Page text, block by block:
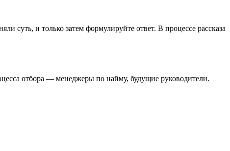
суть, и только затем формулируйте ответ. В процессе рассказа
отбора — менеджеры по найму, будущие руководители.